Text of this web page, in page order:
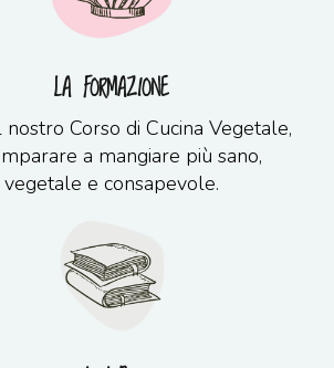
LA FORMAZIONE
Corso di Cucina Vegetale,
a mangiare più sano,
vegetale e consapevole.